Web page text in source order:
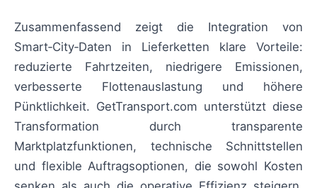
Zusammenfassend zeigt die Integration von
Smart‑City‑Daten in Lieferketten klare Vorteile:
reduzierte Fahrtzeiten, niedrigere Emissionen,
verbesserte Flottenauslastung und höhere
Pünktlichkeit. GetTransport.com unterstützt diese
Transformation durch transparente
Marktplatzfunktionen, technische Schnittstellen
und flexible Auftragsoptionen, die sowohl Kosten